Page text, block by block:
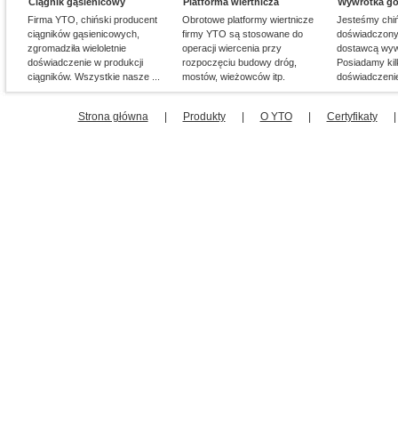
Firma YTO, chiński producent
ciągników gąsienicowych,
zgromadziła wieloletnie
doświadczenie w produkcji
ciągników. Wszystkie nasze ...
Obrotowe platformy wiertnicze
firmy YTO są stosowane do
operacji wiercenia przy
rozpoczęciu budowy dróg,
mostów, wieżowców itp.
Jesteśmy
dostawcą
Posiadamy
nam ...
Strona główna Produkty O YTO Certyfikaty